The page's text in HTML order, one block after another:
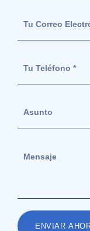
ENVIAR